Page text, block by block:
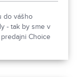
do vášho
- tak by sme v
Choice